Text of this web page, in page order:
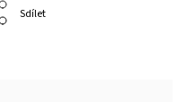
Sdílet